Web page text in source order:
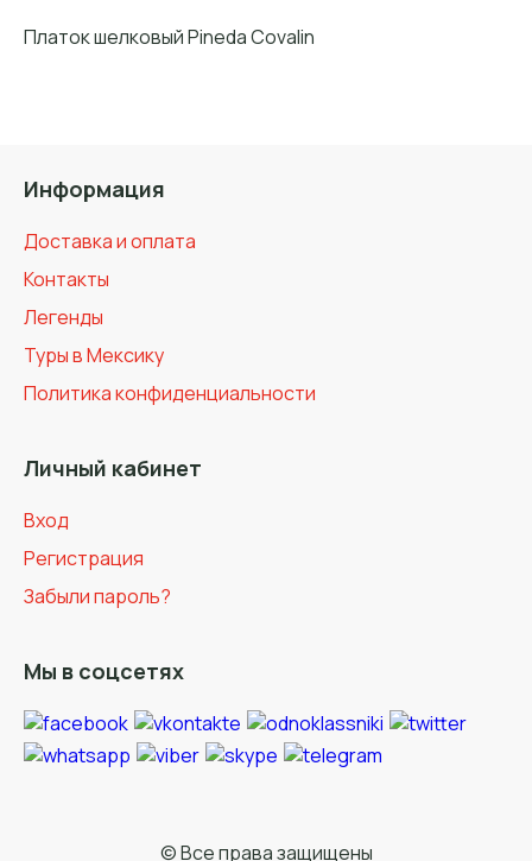
Платок шелковый Pineda Covalin
Информация
Доставка и оплата
Контакты
Легенды
Туры в Мексику
Политика конфиденциальности
Личный кабинет
Вход
Регистрация
Забыли пароль?
Мы в соцсетях
© Все права защищены